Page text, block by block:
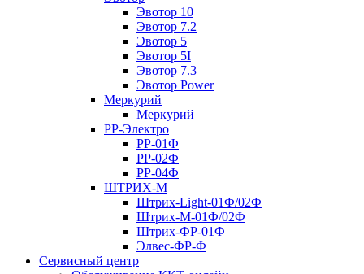
Эвотор 10
Эвотор 7.2
Эвотор 5
Эвотор 5I
Эвотор 7.3
Эвотор Power
Меркурий
Меркурий
РР-Электро
РР-01Ф
РР-02Ф
РР-04Ф
ШТРИХ-М
Штрих-Light-01Ф/02Ф
Штрих-М-01Ф/02Ф
Штрих-ФР-01Ф
Элвес-ФР-Ф
Сервисный центр